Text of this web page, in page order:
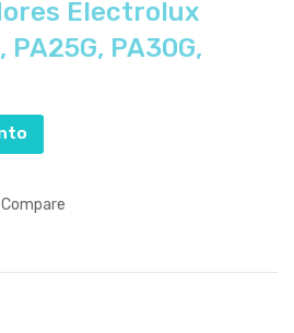
Electrolux
PA25G, PA30G,
Compare